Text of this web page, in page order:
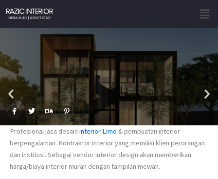
content
F
a
e
b
o
k
f
T
w
t
t
e
r
B
e
h
a
n
c
P
i
n
t
e
r
s
-
Profesional jasa desain interior Limo & pembuatan interior
berpengalaman. Kontraktor interior yang memiliki klien perorangan
dan institusi. Sebagai vendor interior design akan memberikan
harga/biaya interior murah dengan tampilan mewah.